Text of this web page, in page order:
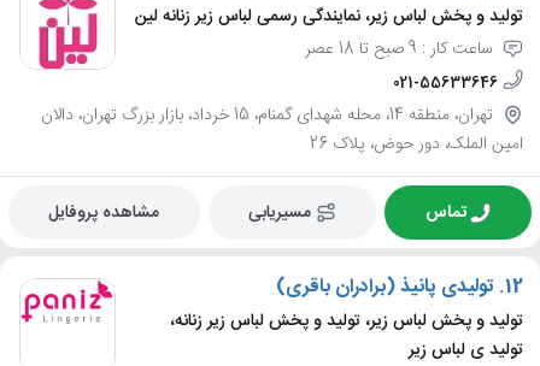
تولید و پخش لباس زیر، نمایندگی رسمی لباس زیر زنانه لین
ساعت کار : 9 صبح تا 18 عصر
021-55633646
تهران، منطقه 14، محله شهدای گمنام، 15 خرداد، بازار بزرگ تهران، دالان
امین الملک، دور حوض، پلاک 26
تماس مسیریابی مشاهده پروفایل
12. تولیدی پانیذ (برادران باقری)
تولید و پخش لباس زیر، تولید و پخش لباس زیر زنانه،
تولید ی لباس زیر